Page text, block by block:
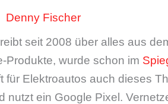
Denny Fischer
seit 2008 über alles aus
Produkte, wurde schon im
für Elektroautos auch dieses
nutzt ein Google Pixel.